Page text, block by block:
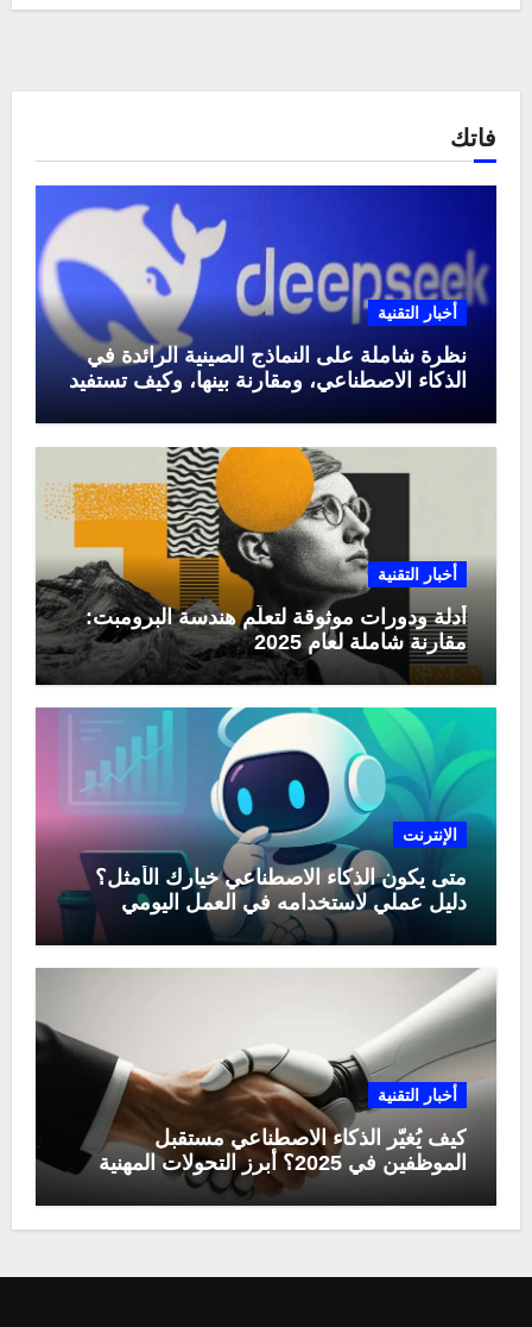
فاتك
أخبار التقنية
نظرة شاملة على النماذج الصينية الرائدة في
الذكاء الاصطناعي، ومقارنة بينها، وكيف تستفيد
أخبار التقنية
أدلة ودورات موثوقة لتعلّم هندسة البرومبت:
مقارنة شاملة لعام 2025
الإنترنت
متى يكون الذكاء الاصطناعي خيارك الأمثل؟
دليل عملي لاستخدامه في العمل اليومي
أخبار التقنية
كيف يُغيّر الذكاء الاصطناعي مستقبل
الموظفين في 2025؟ أبرز التحولات المهنية